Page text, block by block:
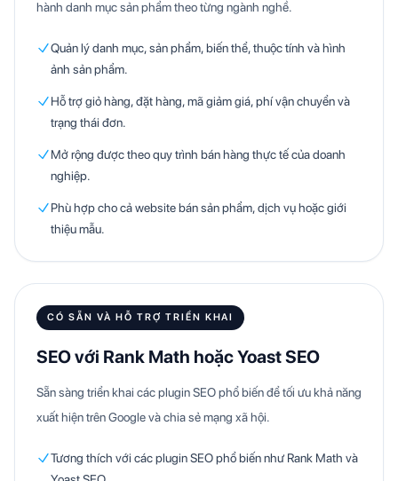
hành danh mục sản phẩm theo từng ngành nghề.
Quản lý danh mục, sản phẩm, biến thể, thuộc tính và hình
ảnh sản phẩm.
Hỗ trợ giỏ hàng, đặt hàng, mã giảm giá, phí vận chuyển và
trạng thái đơn.
Mở rộng được theo quy trình bán hàng thực tế của doanh
nghiệp.
Phù hợp cho cả website bán sản phẩm, dịch vụ hoặc giới
thiệu mẫu.
CÓ SẴN VÀ HỖ TRỢ TRIỂN KHAI
SEO với Rank Math hoặc Yoast SEO
Sẵn sàng triển khai các plugin SEO phổ biến để tối ưu khả năng
xuất hiện trên Google và chia sẻ mạng xã hội.
Tương thích với các plugin SEO phổ biến như Rank Math và